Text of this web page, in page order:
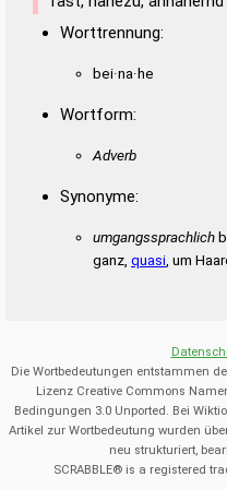
Worttrennung:
bei·na·he
Wortform:
Adverb
Synonyme:
umgangssprachlich
ganz, quasi , um
Die Wortbedeutungen entstammen
Lizenz Creative Commons
Bedingungen 3.0 Unported. Bei
Artikel zur Wortbedeutung wurden
neu strukturiert,
SCRABBLE® is a registered